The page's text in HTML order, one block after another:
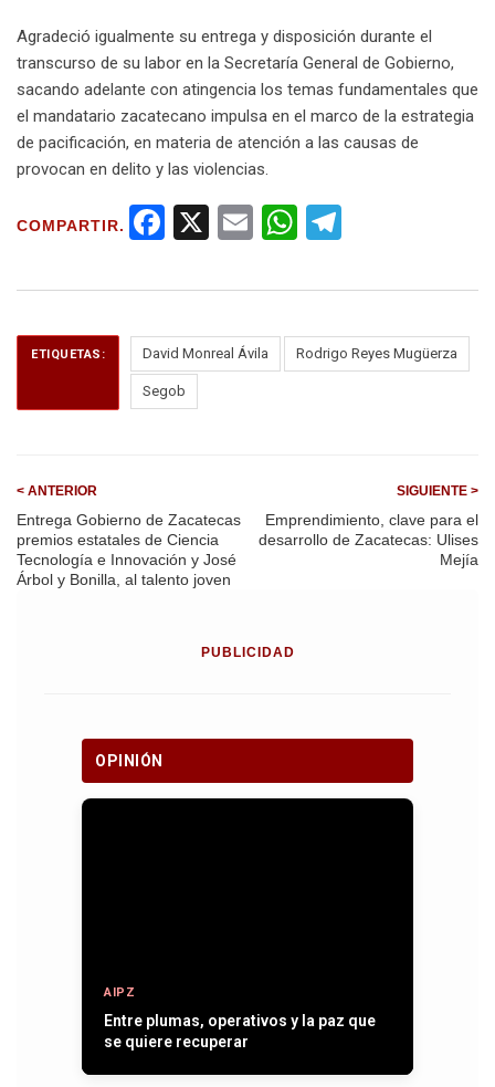
Agradeció igualmente su entrega y disposición durante el
transcurso de su labor en la Secretaría General de Gobierno,
sacando adelante con atingencia los temas fundamentales que
el mandatario zacatecano impulsa en el marco de la estrategia
de pacificación, en materia de atención a las causas de
provocan en delito y las violencias.
COMPARTIR.
F
ce
b
o
o
X
E
ail
W
at
s
A
e
gr
a
ETIQUETAS: David Monreal Ávila Rodrigo Reyes Mugüerza
Segob
< ANTERIOR
Entrega Gobierno de Zacatecas
premios estatales de Ciencia
Tecnología e Innovación y José
Árbol y Bonilla, al talento joven
SIGUIENTE >
Emprendimiento, clave para el
desarrollo de Zacatecas: Ulises
Mejía
PUBLICIDAD
OPINIÓN
AIPZ
Entre plumas, operativos y la paz que
se quiere recuperar